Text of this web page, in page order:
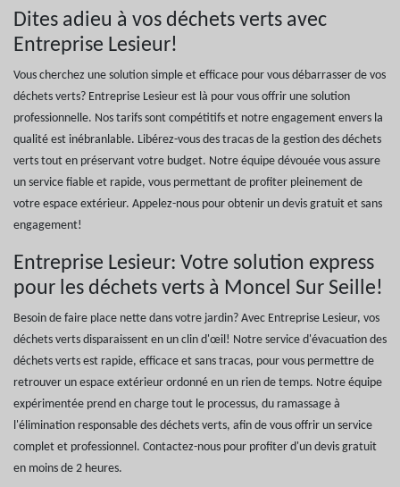
Dites adieu à vos déchets verts avec
Entreprise Lesieur!
Vous cherchez une solution simple et efficace pour vous débarrasser de vos
déchets verts? Entreprise Lesieur est là pour vous offrir une solution
professionnelle. Nos tarifs sont compétitifs et notre engagement envers la
qualité est inébranlable. Libérez-vous des tracas de la gestion des déchets
verts tout en préservant votre budget. Notre équipe dévouée vous assure
un service fiable et rapide, vous permettant de profiter pleinement de
votre espace extérieur. Appelez-nous pour obtenir un devis gratuit et sans
engagement!
Entreprise Lesieur: Votre solution express
pour les déchets verts à Moncel Sur Seille!
Besoin de faire place nette dans votre jardin? Avec Entreprise Lesieur, vos
déchets verts disparaissent en un clin d'œil! Notre service d'évacuation des
déchets verts est rapide, efficace et sans tracas, pour vous permettre de
retrouver un espace extérieur ordonné en un rien de temps. Notre équipe
expérimentée prend en charge tout le processus, du ramassage à
l'élimination responsable des déchets verts, afin de vous offrir un service
complet et professionnel. Contactez-nous pour profiter d'un devis gratuit
en moins de 2 heures.